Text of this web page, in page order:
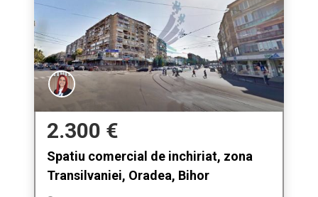
2.300 €
Spatiu comercial de inchiriat, zona
Transilvaniei, Oradea, Bihor